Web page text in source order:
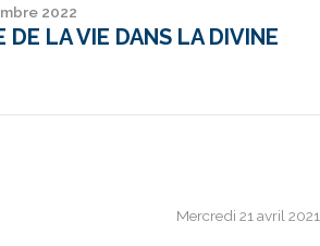
2022
DE LA VIE DANS LA DIVINE
Mercredi 21 avril